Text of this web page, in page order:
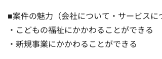
■案件の魅力（会社について・サービスに
・こどもの福祉にかかわることができる
・新規事業にかかわることができる